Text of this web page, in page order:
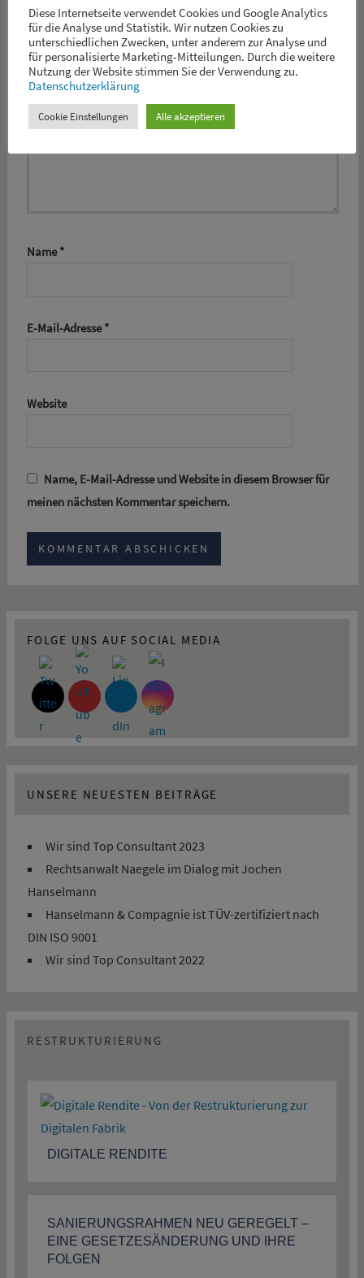
Name*
E-Mail-Adresse*
Website
Name, E-Mail-Adresse und Website in diesem Browser für
meinen nächsten Kommentar speichern.
FOLGE UNS AUF SOCIAL MEDIA
UNSERE NEUESTEN BEITRÄGE
Wir sind Top Consultant 2023
Rechtsanwalt Naegele im Dialog mit Jochen
Hanselmann
Hanselmann & Compagnie ist TÜV-zertifiziert nach
DIN ISO 9001
Wir sind Top Consultant 2022
RESTRUKTURIERUNG
DIGITALE RENDITE
SANIERUNGSRAHMEN NEU GEREGELT –
EINE GESETZESÄNDERUNG UND IHRE
FOLGEN
Diese Internetseite verwendet Cookies und Google Analytics
für die Analyse und Statistik. Wir nutzen Cookies zu
unterschiedlichen Zwecken, unter anderem zur Analyse und
für personalisierte Marketing-Mitteilungen. Durch die weitere
Nutzung der Website stimmen Sie der Verwendung zu.
Datenschutzerklärung
Cookie Einstellungen Alle akzeptieren